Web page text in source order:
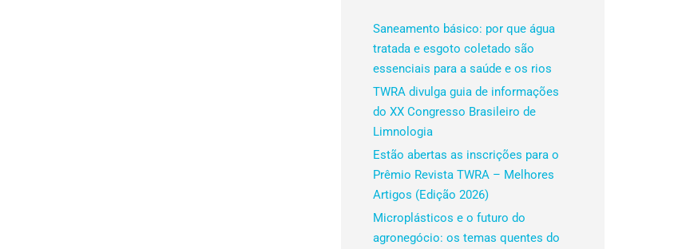
Saneamento básico: por que água
tratada e esgoto coletado são
essenciais para a saúde e os rios
TWRA divulga guia de informações
do XX Congresso Brasileiro de
Limnologia
Estão abertas as inscrições para o
Prêmio Revista TWRA – Melhores
Artigos (Edição 2026)
Microplásticos e o futuro do
agronegócio: os temas quentes do